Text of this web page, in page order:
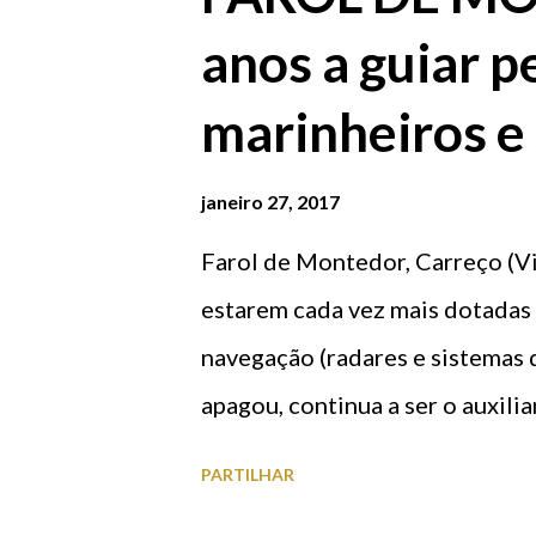
Viana/Benfica, Viana do
Castelo Voleibol Clube de
de Viana/Benfica, Viana do
do Castelo Voleibol Clube de
Clube de Viana/Benfica, Viana
anos a guiar
marinheiros
janeiro 27, 2017
Farol de Montedor, Carreço
estarem cada vez mais
navegação (radares e
apagou, continua a ser o
PARTILHAR